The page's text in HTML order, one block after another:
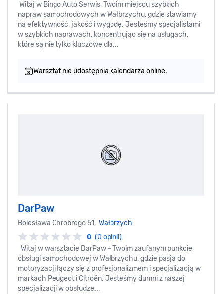
Witaj w Bingo Auto Serwis, Twoim miejscu szybkich
napraw samochodowych w Wałbrzychu, gdzie stawiamy
na efektywność, jakość i wygodę. Jesteśmy specjalistami
w szybkich naprawach, koncentrując się na usługach,
które są nie tylko kluczowe dla...
Warsztat nie udostępnia kalendarza online.
DarPaw
Bolesława Chrobrego 51, Wałbrzych
0 (0 opinii)
Witaj w warsztacie DarPaw - Twoim zaufanym punkcie
obsługi samochodowej w Wałbrzychu, gdzie pasja do
motoryzacji łączy się z profesjonalizmem i specjalizacją w
markach Peugeot i Citroën. Jesteśmy dumni z naszej
specjalizacji w obsłudze...